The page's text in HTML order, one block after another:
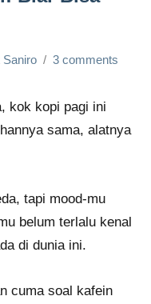
Saniro 3 comments
kok kopi pagi ini
sama, alatnya
tapi mood-mu
belum terlalu kenal
di dunia ini.
cuma soal kafein